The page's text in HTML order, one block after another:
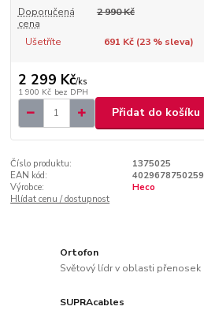
Doporučená
cena
2 990 Kč
Ušetříte 691 Kč (23% sleva)
2 299 Kč/ks
1 900 Kč bez DPH
Přidat do košíku
Číslo produktu:
1375025
EAN kód:
4029678750259
Výrobce:
Heco
Hlídat cenu / dostupnost
Ortofon
Světový lídr v oblasti přenosek
SUPRAcables